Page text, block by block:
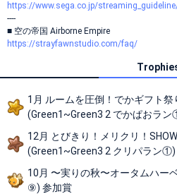
https://www.sega.co.jp/
----
■ 空の帝国 Airborne Empire
https://strayfawnstudio.com/faq/
1月 ルームを圧倒！でかギフト祭
(Green1~Green3 2 でかぱおラ
12月 とびきり！メリクリ！
(Green1~Green3 2 クリパラン①)
10月 〜実りの秋〜オータムハー
⑨) 参加賞